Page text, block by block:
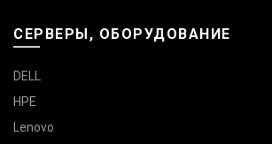
СЕРВЕРЫ, ОБОРУДОВАНИЕ
DELL
HPE
Lenovo